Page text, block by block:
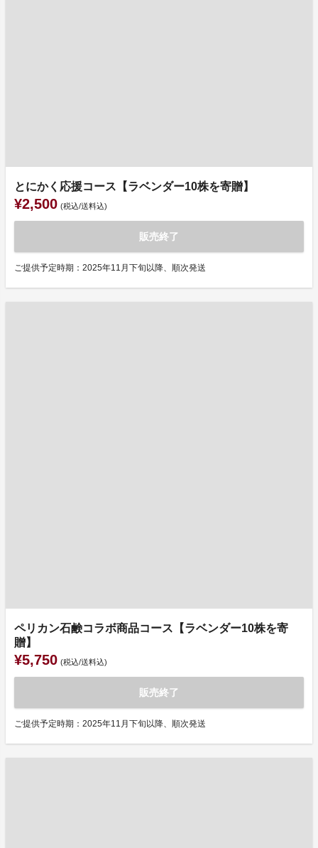
とにかく応援コース【ラベンダー10株を寄贈】
¥2,500 (税込/送料込)
販売終了
ご提供予定時期：2025年11月下旬以降、順次発送
ペリカン石鹸コラボ商品コース【ラベンダー10株を寄
贈】
¥5,750 (税込/送料込)
販売終了
ご提供予定時期：2025年11月下旬以降、順次発送